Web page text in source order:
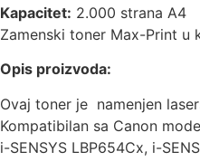
Kapacitet: 2.000 strana A4
Zamenski toner Max-Print u
Opis proizvoda:
Ovaj toner je namenjen
Kompatibilan sa Canon
i-SENSYS LBP654Cx, i-